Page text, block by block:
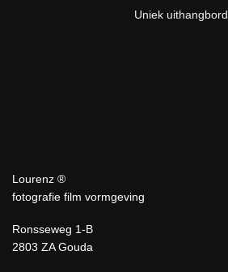
Uniek uithangbord
Lourenz ®
fotografie film vormgeving
Ronsseweg 1-B
2803 ZA Gouda